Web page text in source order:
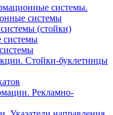
системы.
системы
(стойки)
системы
Стойки-буклетницы
Рекламно-